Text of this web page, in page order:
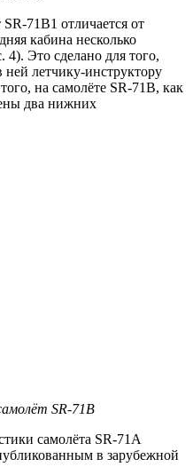
71B1 отличается от
кабина несколько
Это сделано для того,
летчику-инструктору
на самолёте SR-71B, как
два нижних
SR-71B
самолёта SR-71A
в зарубежной